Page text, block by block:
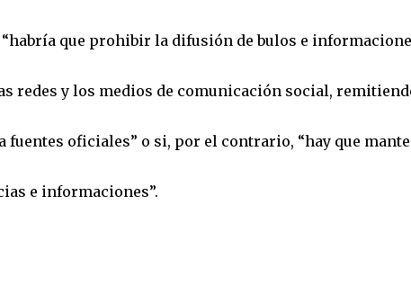
que prohibir la difusión de bulos e
redes y los medios de comunicación social,
oficiales” o si, por el contrario, “hay que
e informaciones”.